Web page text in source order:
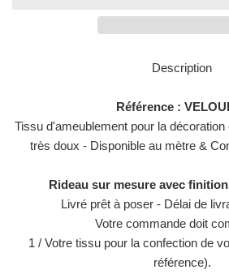
Description
Référence :
Tissu d'ameublement pour la
très doux - Disponible au mètre &
Rideau sur mesure avec
Livré prêt à poser - Délai de
Votre commande doit
1 / Votre tissu pour la confection de
référence).